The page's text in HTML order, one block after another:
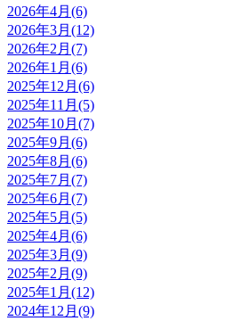
2026年4月(6)
2026年3月(12)
2026年2月(7)
2026年1月(6)
2025年12月(6)
2025年11月(5)
2025年10月(7)
2025年9月(6)
2025年8月(6)
2025年7月(7)
2025年6月(7)
2025年5月(5)
2025年4月(6)
2025年3月(9)
2025年2月(9)
2025年1月(12)
2024年12月(9)